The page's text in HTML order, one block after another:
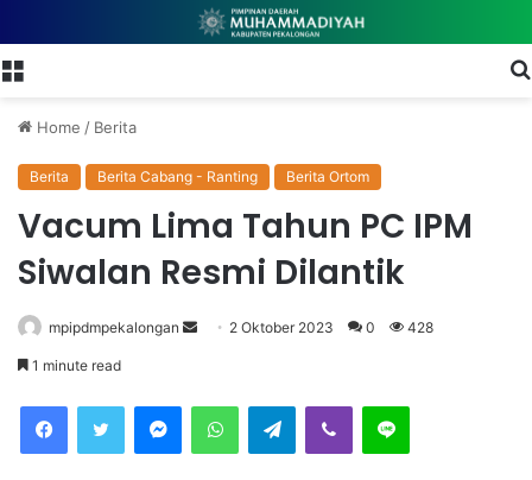
Home / Berita
Berita Berita Cabang - Ranting Berita Ortom
Vacum Lima Tahun PC IPM
Siwalan Resmi Dilantik
mpipdmpekalongan 2 Oktober 2023 0 428
1 minute read
Telegram